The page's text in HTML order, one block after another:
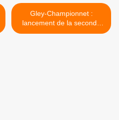
Gley-Championnet :
lancement de la seconde
phase de la concertation >